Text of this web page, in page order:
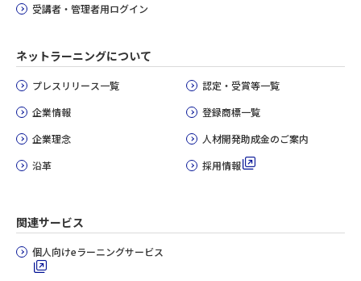
受講者・管理者用ログイン
ネットラーニングについて
プレスリリース一覧
企業情報
企業理念
沿革
認定・受賞等一覧
登録商標一覧
人材開発助成金のご案内
採用情報
関連サービス
個人向けeラーニングサービス